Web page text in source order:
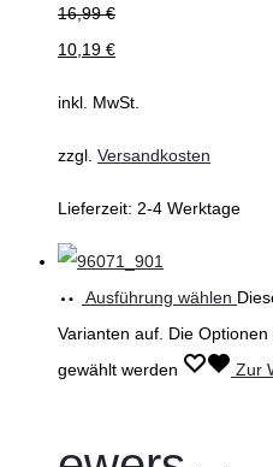
16,99€
10,19 €
inkl. MwSt.
zzgl. Versandkosten
Lieferzeit: 2-4 Werktage
Ausführung wählen
Varianten auf. Die
gewählt werden
Zur